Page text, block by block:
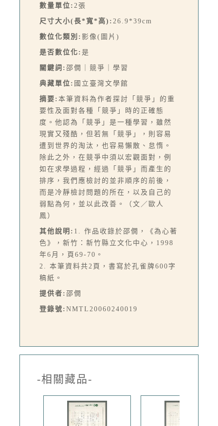
數量單位: 2張
尺寸大小(長*寬*高): 26.9*39cm
數位化類別: 影像(圖片)
是否數位化: 是
關鍵詞: 邵僩｜競爭｜學習
典藏單位: 國立臺灣文學館
摘要: 本筆資料為作者探討「競爭」的重
要性及面對各種「競爭」時的正確態
度。他認為「競爭」是一種學習，雖然
現實又殘酷，但若無「競爭」，則容易
遭到世界的淘汰，也容易懶散、怠惰。
除此之外，在競爭中須以宏觀面對，例
如在求學過程，經過「競爭」而產生的
排序，我們應檢討的並非順序的前後，
而是冷靜檢討問題的所在，以及自己的
弱點為何，並以此改善。（文／歐人
鳳）
其他說明: 1. 作品收錄於邵僩，《為心著
色》，新竹：新竹縣立文化中心，1998
年6月，頁69-70。
2. 本筆資料共2頁，書寫於孔雀牌600字
稿紙。
提供者: 邵僩
登錄號: NMTL20060240019
-相關藏品-